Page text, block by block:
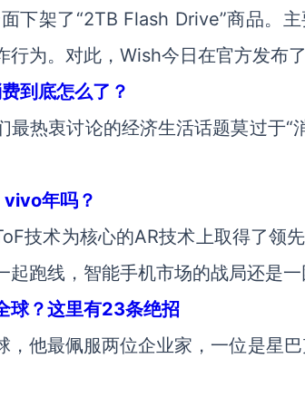
下架了“2TB Flash Drive”商品。
行为。对此，Wish今日在官方发布了
到底怎么了？
最热衷讨论的经济生活话题莫过于“
年吗？
技术为核心的AR技术上取得了领
起跑线，智能手机市场的战局还是一
球？这里有23条绝招
，他最佩服两位企业家，一位是星